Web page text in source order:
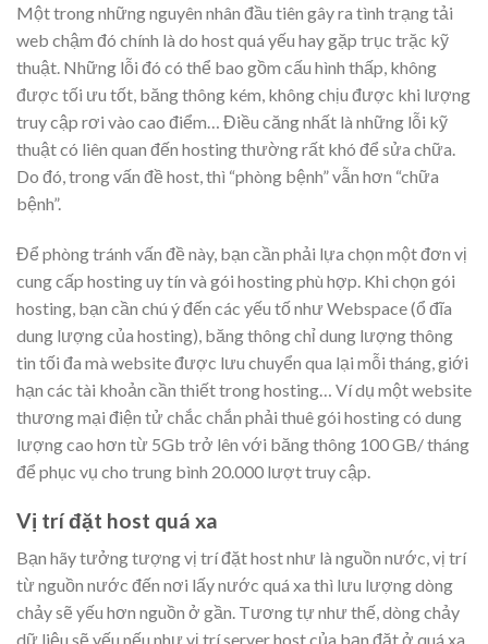
Một trong những nguyên nhân đầu tiên gây ra tình trạng tải
web chậm đó chính là do host quá yếu hay gặp trục trặc kỹ
thuật. Những lỗi đó có thể bao gồm cấu hình thấp, không
được tối ưu tốt, băng thông kém, không chịu được khi lượng
truy cập rơi vào cao điểm… Điều căng nhất là những lỗi kỹ
thuật có liên quan đến hosting thường rất khó để sửa chữa.
Do đó, trong vấn đề host, thì “phòng bệnh” vẫn hơn “chữa
bệnh”.
Để phòng tránh vấn đề này, bạn cần phải lựa chọn một đơn vị
cung cấp hosting uy tín và gói hosting phù hợp. Khi chọn gói
hosting, bạn cần chú ý đến các yếu tố như Webspace (ổ đĩa
dung lượng của hosting), băng thông chỉ dung lượng thông
tin tối đa mà website được lưu chuyển qua lại mỗi tháng, giới
hạn các tài khoản cần thiết trong hosting… Ví dụ một website
thương mại điện tử chắc chắn phải thuê gói hosting có dung
lượng cao hơn từ 5Gb trở lên với băng thông 100 GB/ tháng
để phục vụ cho trung bình 20.000 lượt truy cập.
Vị trí đặt host quá xa
Bạn hãy tưởng tượng vị trí đặt host như là nguồn nước, vị trí
từ nguồn nước đến nơi lấy nước quá xa thì lưu lượng dòng
chảy sẽ yếu hơn nguồn ở gần. Tương tự như thế, dòng chảy
dữ liệu sẽ yếu nếu như vị trí server host của bạn đặt ở quá xa